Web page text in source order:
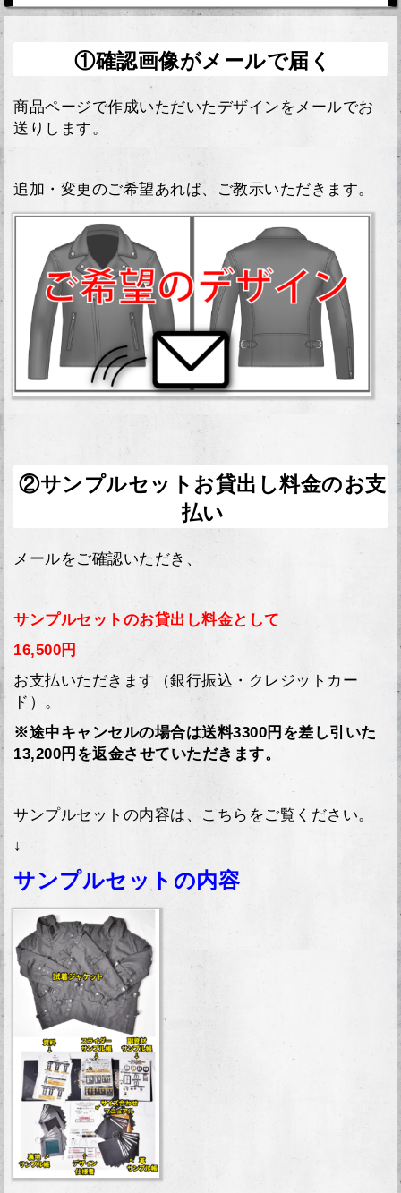
①確認画像がメールで届く
商品ページで作成いただいたデザインをメールでお
送りします。
追加・変更のご希望あれば、ご教示いただきます。
②サンプルセットお貸出し料金のお支
払い
メールをご確認いただき、
サンプルセットのお貸出し料金として
16,500円
お支払いただきます（銀行振込・クレジットカー
ド）。
※途中キャンセルの場合は送料3300円を差し引いた
13,200円を返金させていただきます。
サンプルセットの内容は、こちらをご覧ください。
↓
サンプルセットの内容